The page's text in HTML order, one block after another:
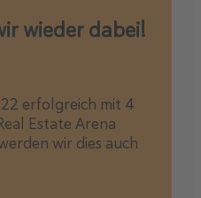
wieder dabei!
erfolgreich mit 4
Estate Arena
wir dies auch